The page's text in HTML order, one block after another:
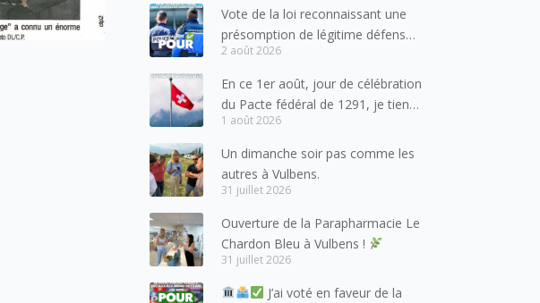
Vote de la loi reconnaissant une
présomption de légitime défense
pour les forces de l’ordre
2 août 2026
En ce 1er août, jour de célébration
du Pacte fédéral de 1291, je tiens
à adresser mes meilleures
salutations à nos voisins et amis
suisses, et plus particulièrement
aux habitants du bassin genevois
lesquels la Haute-Savoie
entretient des liens étroits et
quotidiens.
1 août 2026
Un dimanche soir pas comme les
autres à Vulbens.
31 juillet 2026
Ouverture de la Parapharmacie Le
Chardon Bleu à Vulbens !
31 juillet 2026
J’ai voté en faveur de la